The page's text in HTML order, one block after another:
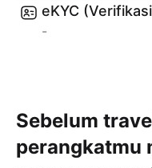
eKYC
-
Sebelum
perangkatmu